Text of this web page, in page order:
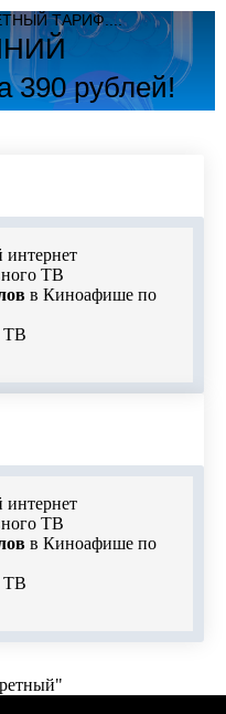
ТАРИФ....
390 рублей!
интернет
ТВ
в Киноафише по
ТВ
интернет
ТВ
в Киноафише по
ТВ